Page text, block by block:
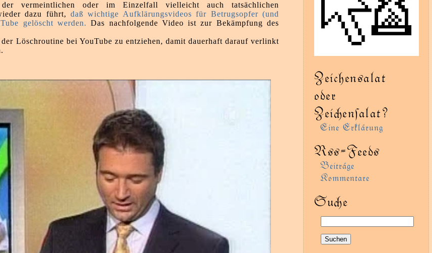
vermeintlichen oder im Einzelfall vielleicht auch tatsächlichen
dazu führt,daß wichtige Aufklärungsvideos für Betrugsopfer (und
gelöscht werden. Das nachfolgende Video ist zur Bekämpfung des
Löschroutine bei YouTube zu entziehen, damit dauerhaft darauf verlinkt
Zeichensalat
oder
Zeienſalat?
Eine Erklärung
Rss-Feeds
Beiträge
Kommentare
Sue